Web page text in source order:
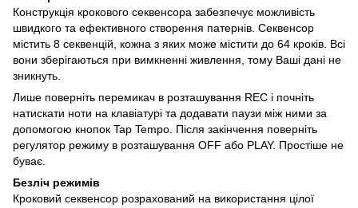
Конструкція крокового секвенсора забезпечує можливість
швидкого та ефективного створення патернів. Секвенсор
містить 8 секвенцій, кожна з яких може містити до 64 кроків. Всі
вони зберігаються при вимкненні живлення, тому Ваші дані не
зникнуть.
Лише поверніть перемикач в розташування REC і почніть
натискати ноти на клавіатурі та додавати паузи між ними за
допомогою кнопок Tap Tempo. Після закінчення поверніть
регулятор режиму в розташування OFF або PLAY. Простіше не
буває.
Безліч режимів
Кроковий секвенсор розрахований на використання цілої